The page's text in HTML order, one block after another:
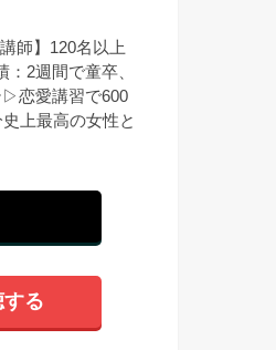
師】120名以上
2週間で童卒、
▷恋愛講習で600
上最高の女性と
る